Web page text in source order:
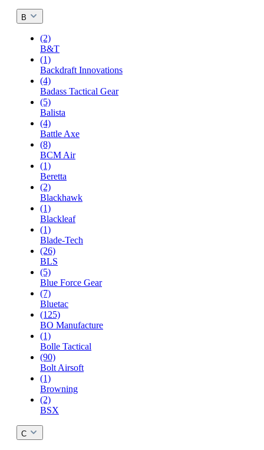
B
(2)
B&T
(1)
Backdraft Innovations
(4)
Badass Tactical Gear
(5)
Balista
(4)
Battle Axe
(8)
BCM Air
(1)
Beretta
(2)
Blackhawk
(1)
Blackleaf
(1)
Blade-Tech
(26)
BLS
(5)
Blue Force Gear
(7)
Bluetac
(125)
BO Manufacture
(1)
Bolle Tactical
(90)
Bolt Airsoft
(1)
Browning
(2)
BSX
C